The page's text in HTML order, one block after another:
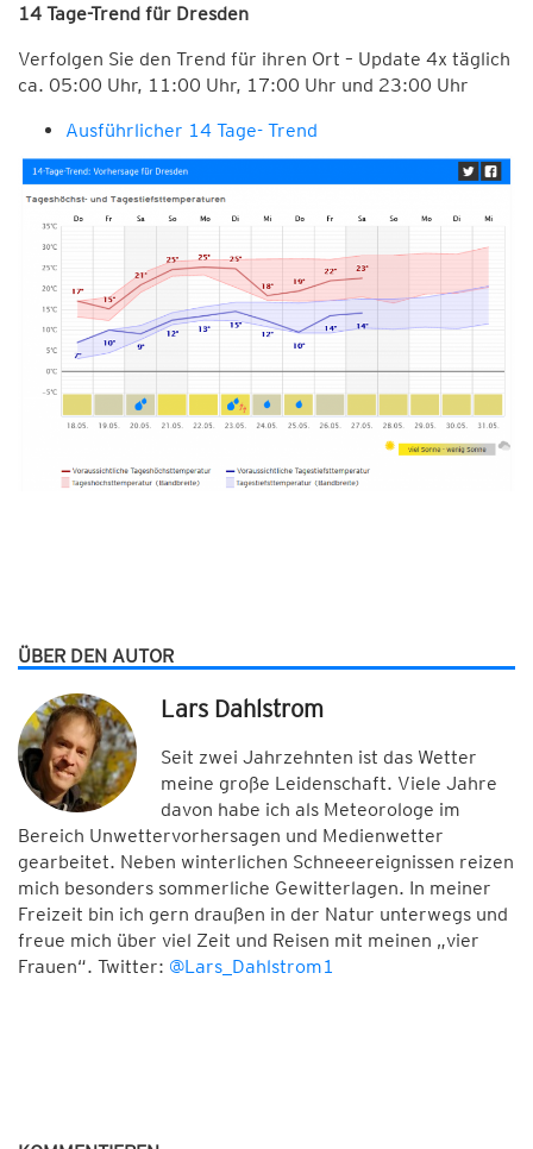
14 Tage-Trend für Dresden
Verfolgen Sie den Trend für ihren Ort – Update 4x täglich
ca. 05:00 Uhr, 11:00 Uhr, 17:00 Uhr und 23:00 Uhr
Ausführlicher 14 Tage- Trend
ÜBER DEN AUTOR
Lars Dahlstrom
Seit zwei Jahrzehnten ist das Wetter
meine große Leidenschaft. Viele Jahre
davon habe ich als Meteorologe im
Bereich Unwettervorhersagen und Medienwetter
gearbeitet. Neben winterlichen Schneeereignissen reizen
mich besonders sommerliche Gewitterlagen. In meiner
Freizeit bin ich gern draußen in der Natur unterwegs und
freue mich über viel Zeit und Reisen mit meinen „vier
Frauen“. Twitter: @Lars_Dahlstrom1